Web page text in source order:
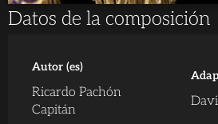
Datos de la composición
Autor (es)
Ricardo Pachón
Capitán